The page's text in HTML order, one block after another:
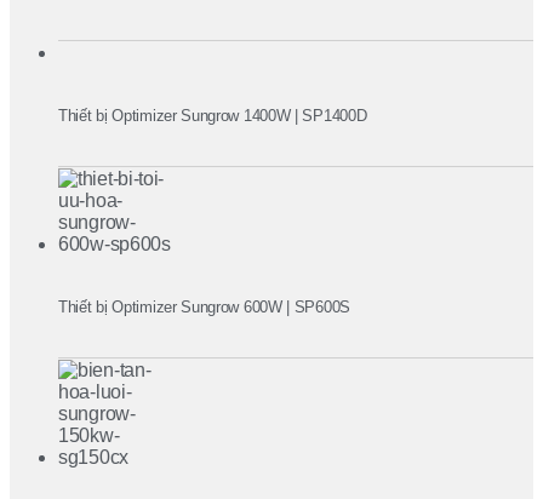
Thiết bị Optimizer Sungrow 1400W | SP1400D
Thiết bị Optimizer Sungrow 600W | SP600S